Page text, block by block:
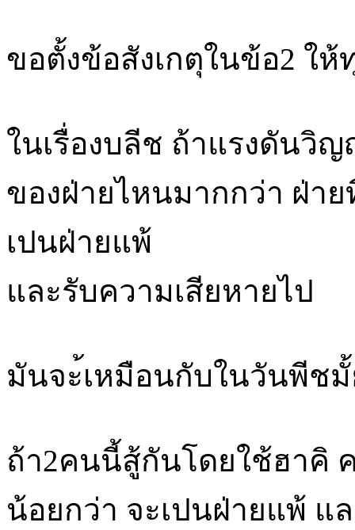
ขอตั้งข้อสังเกตุในข้อ2 ใ
ในเรื่องบลีช ถ้าแรงดันวิ
ของฝ่ายไหนมากกว่า ฝ่
เปนฝ่ายแพ้
และรับความเสียหายไป
มันจะ้เหมือนกับในวันพีช
ถ้า2คนนี้สู้กันโดยใช้ฮาคิ
น้อยกว่า จะเปนฝ่ายแพ้ แ